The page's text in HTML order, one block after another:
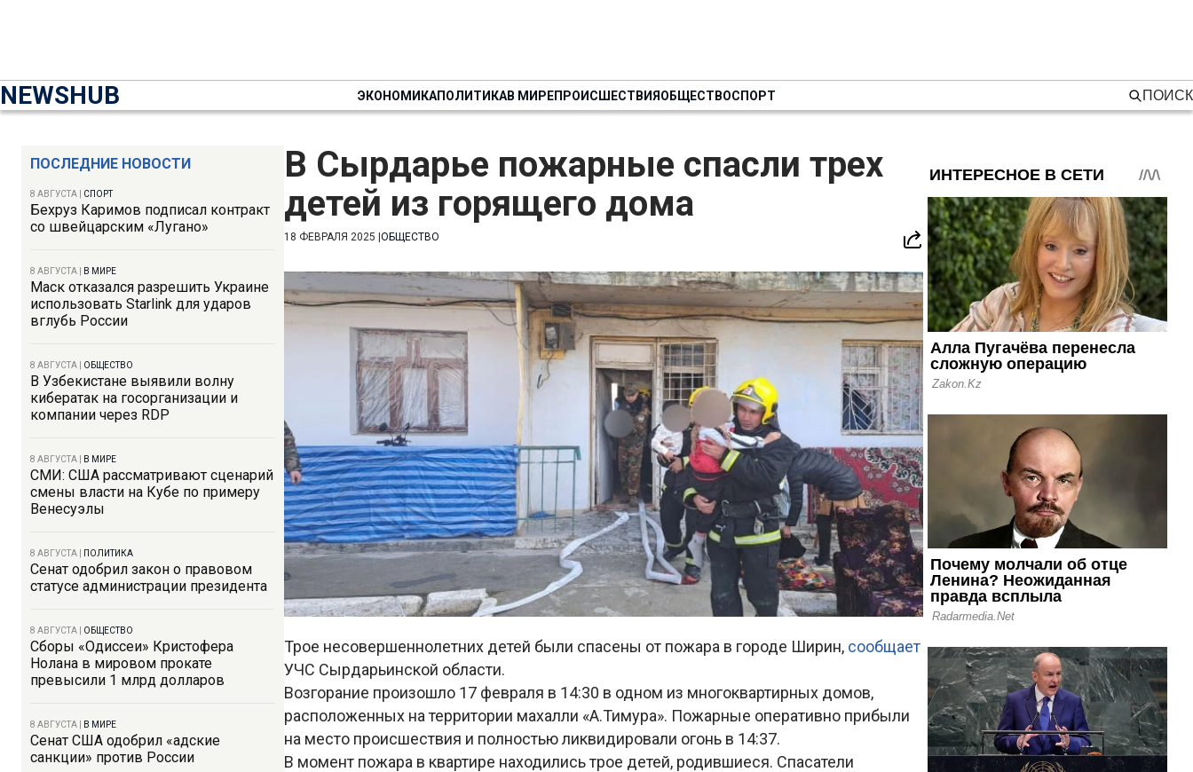
NEWSHUB ЭКОНОМИКАПОЛИТИКАВ МИРЕПРОИСШЕСТВИЯОБЩЕСТВОСПОРТ ПОИСК
ПОСЛЕДНИЕ НОВОСТИ
8 АВГУСТА СПОРТ
Бехруз Каримов подписал контракт
со швейцарским «Лугано»
8 АВГУСТА В МИРЕ
Маск отказался разрешить Украине
использовать Starlink для ударов
вглубь России
8 АВГУСТА ОБЩЕСТВО
В Узбекистане выявили волну
кибератак на госорганизации и
компании через RDP
8 АВГУСТА В МИРЕ
СМИ: США рассматривают сценарий
смены власти на Кубе по примеру
Венесуэлы
8 АВГУСТА ПОЛИТИКА
Сенат одобрил закон о правовом
статусе администрации президента
8 АВГУСТА ОБЩЕСТВО
Сборы «Одиссеи» Кристофера
Нолана в мировом прокате
превысили 1 млрд долларов
8 АВГУСТА В МИРЕ
Сенат США одобрил «адские
санкции» против России
В Сырдарье пожарные спасли трех
детей из горящего дома
18 ФЕВРАЛЯ 2025 ОБЩЕСТВО
Трое несовершеннолетних детей были спасены от пожара в городе Ширин, сообщает
УЧС Сырдарьинской области.
Возгорание произошло 17 февраля в 14:30 в одном из многоквартирных домов,
расположенных на территории махалли «А.Тимура». Пожарные оперативно прибыли
на место происшествия и полностью ликвидировали огонь в 14:37.
В момент пожара в квартире находились трое детей, родившиеся. Спасатели